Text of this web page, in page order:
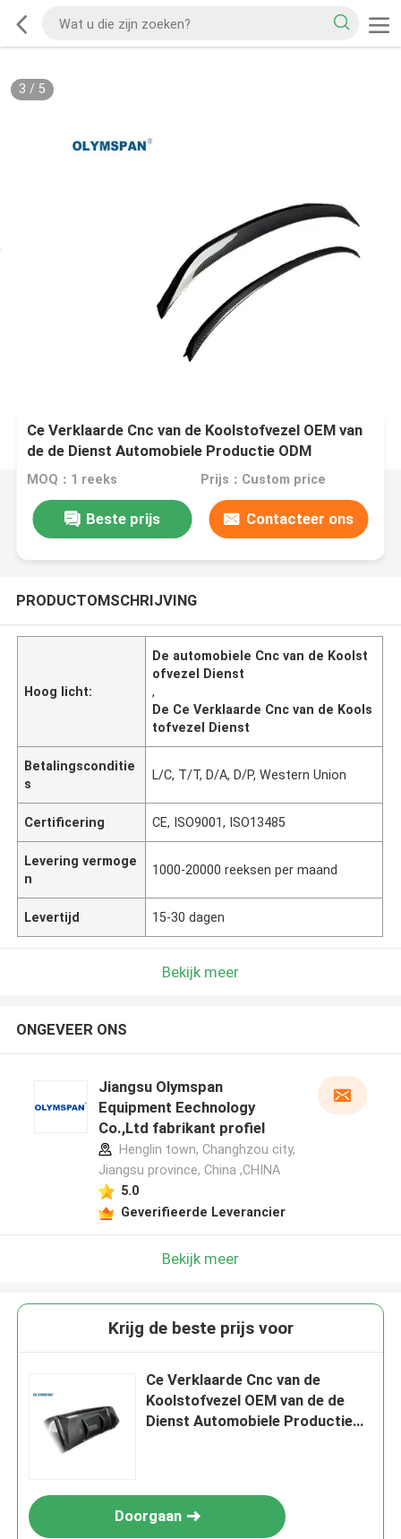
3 / 5
Ce Verklaarde Cnc van de Koolstofvezel OEM van
de de Dienst Automobiele Productie ODM
Suppport
MOQ：1 reeks Prijs：Custom price
Beste prijs Contacteer ons
PRODUCTOMSCHRIJVING
Hoog licht:
De automobiele Cnc van de Koolst
ofvezel Dienst
,
De Ce Verklaarde Cnc van de Kools
tofvezel Dienst
Betalingsconditie
s
L/C, T/T, D/A, D/P, Western Union
Certificering CE, ISO9001, ISO13485
Levering vermoge
n
1000-20000 reeksen per maand
Levertijd 15-30 dagen
Bekijk meer
ONGEVEER ONS
Jiangsu Olymspan
Equipment Eechnology
Co.,Ltd fabrikant profiel
Henglin town, Changhzou city,
Jiangsu province, China ,CHINA
5.0
Geverifieerde Leverancier
Bekijk meer
Krijg de beste prijs voor
Ce Verklaarde Cnc van de
Koolstofvezel OEM van de de
Dienst Automobiele Productie
Doorgaan